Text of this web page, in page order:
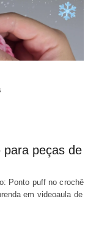
para peças de
Ponto puff no crochê
em videoaula de